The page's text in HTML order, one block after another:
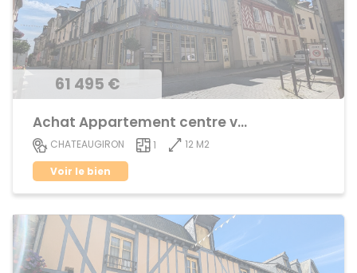
61 495 €
Achat Appartement centre ville
CHATEAUGIRON 1
12 M2
Voir le bien